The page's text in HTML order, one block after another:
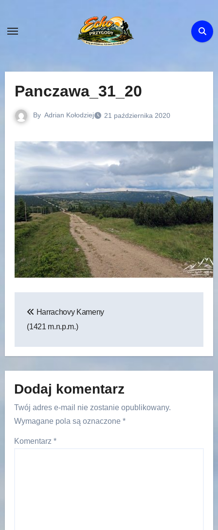
content
Panczawa_31_20
By Adrian Kołodziej 21 października 2020
wpisu
Harrachovy Kameny
(1421 m.n.p.m.)
Dodaj komentarz
Twój adres e-mail nie zostanie opublikowany.
Wymagane pola są oznaczone *
Komentarz *